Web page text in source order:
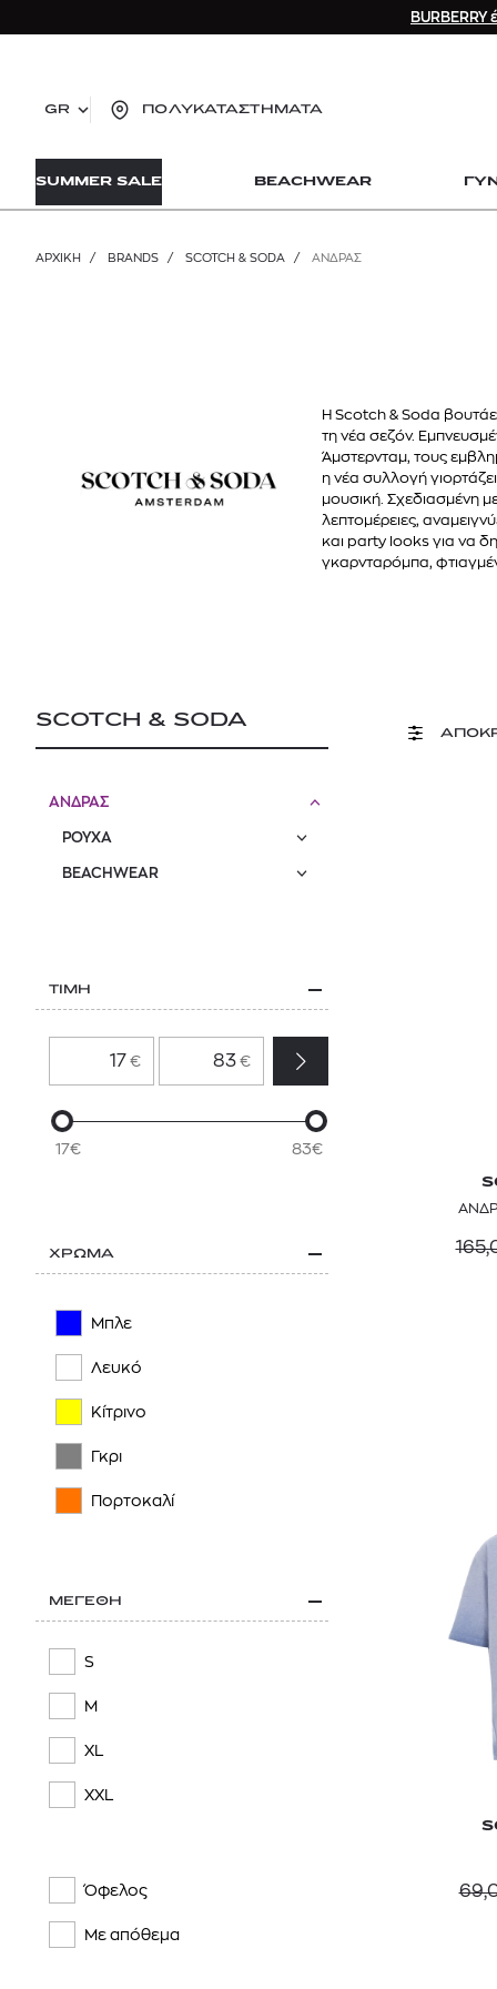
GR ΠΟΛΥΚΑΤΑΣΤΗΜΑΤΑ
SUMMER SALE BEACHWEAR
ΑΡΧΙΚΉ / BRANDS / SCOTCH & SODA / ΑΝΔΡΑΣ
Η Scotch & Soda
τη νέα σεζόν.
Άμστερνταμ, τους
η νέα συλλογή
μουσική. Σχεδιασμένη
λεπτομέρειες,
και party looks για να
γκαρνταρόμπα,
SCOTCH & SODA
ΑΝΔΡΑΣ
ΡΟΥΧΑ
BEACHWEAR
ΤΙΜΗ
€ €
17€ 83€
ΧΡΩΜΑ
Μπλε
Λευκό
Κίτρινο
Γκρι
Πορτοκαλί
ΜΕΓΕΘΗ
S
M
XL
XXL
Όφελος
Με απόθεμα